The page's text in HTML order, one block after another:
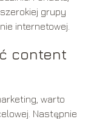
grupy
internetowej.
content
warto
Następnie